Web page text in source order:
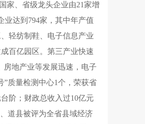
家、省级龙头企业由21家增
业达到794家，其中年产值
轻纺制鞋、电子信息产业
百亿园区。第三产业快速
房地产业等发展迅速，电子
”质量检测中心1个，荣获省
阶；财政总收入过10亿元
道县被评为全省县域经济